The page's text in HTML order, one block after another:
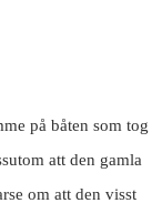
på båten som tog
att den gamla
om att den visst